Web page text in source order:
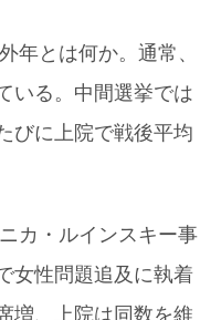
年とは何か。通常、
いる。中間選挙では
びに上院で戦後平均
カ・ルインスキー事
女性問題追及に執着
増、上院は同数を維